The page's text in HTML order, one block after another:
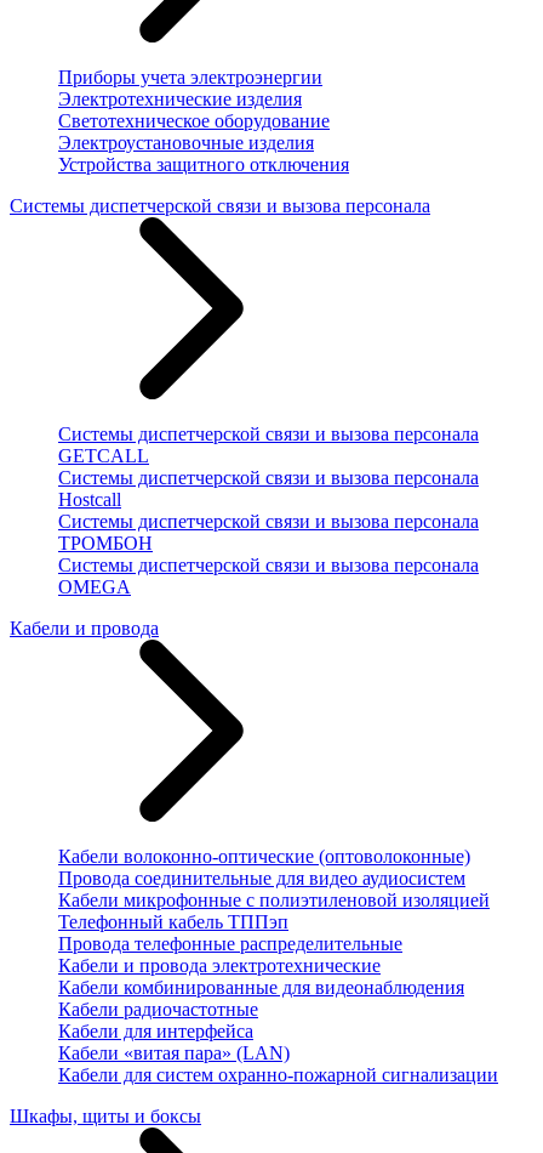
Приборы учета электроэнергии
Электротехнические изделия
Светотехническое оборудование
Электроустановочные изделия
Устройства защитного отключения
Системы диспетчерской связи и вызова персонала
Системы диспетчерской связи и вызова персонала
GETCALL
Системы диспетчерской связи и вызова персонала
Hostcall
Системы диспетчерской связи и вызова персонала
ТРОМБОН
Системы диспетчерской связи и вызова персонала
OMEGA
Кабели и провода
Кабели волоконно-оптические (оптоволоконные)
Провода соединительные для видео аудиосистем
Кабели микрофонные с полиэтиленовой изоляцией
Телефонный кабель ТППэп
Провода телефонные распределительные
Кабели и провода электротехнические
Кабели комбинированные для видеонаблюдения
Кабели радиочастотные
Кабели для интерфейса
Кабели «витая пара» (LAN)
Кабели для систем охранно-пожарной сигнализации
Шкафы, щиты и боксы